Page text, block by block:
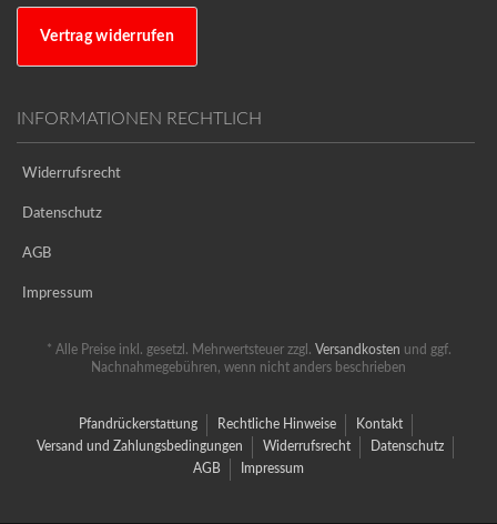
Vertrag widerrufen
INFORMATIONEN RECHTLICH
Widerrufsrecht
Datenschutz
AGB
Impressum
* Alle Preise inkl. gesetzl. Mehrwertsteuer zzgl. Versandkosten und ggf.
Nachnahmegebühren, wenn nicht anders beschrieben
Pfandrückerstattung Rechtliche Hinweise
Kontakt
Versand und Zahlungsbedingungen
Widerrufsrecht
Datenschutz
AGB
Impressum